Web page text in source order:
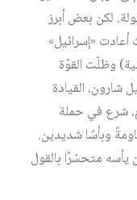
لكن بعض أبرز
حرب عام 1967، حيث أعادت «إسرائيل»
وظلّت القوّة
شارون، القيادة
شرع في حملة
وبأسًا شديدين.
يأسه متحسّرًا بالقول